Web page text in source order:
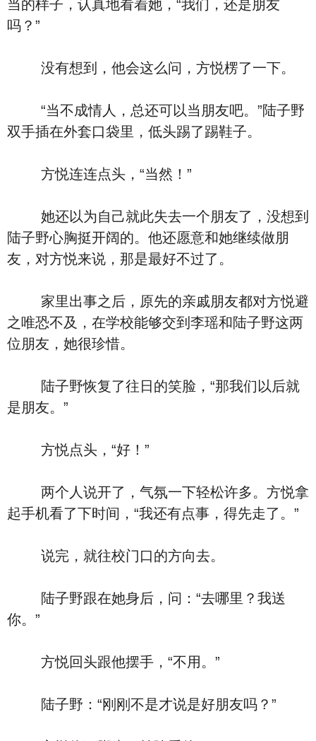
当的样子，认真地看着她，“我们，还是朋友
吗？”
没有想到，他会这么问，方悦楞了一下。
“当不成情人，总还可以当朋友吧。”陆子野
双手插在外套口袋里，低头踢了踢鞋子。
方悦连连点头，“当然！”
她还以为自己就此失去一个朋友了，没想到
陆子野心胸挺开阔的。他还愿意和她继续做朋
友，对方悦来说，那是最好不过了。
家里出事之后，原先的亲戚朋友都对方悦避
之唯恐不及，在学校能够交到李瑶和陆子野这两
位朋友，她很珍惜。
陆子野恢复了往日的笑脸，“那我们以后就
是朋友。”
方悦点头，“好！”
两个人说开了，气氛一下轻松许多。方悦拿
起手机看了下时间，“我还有点事，得先走了。”
说完，就往校门口的方向去。
陆子野跟在她身后，问：“去哪里？我送
你。”
方悦回头跟他摆手，“不用。”
陆子野：“刚刚不是才说是好朋友吗？”